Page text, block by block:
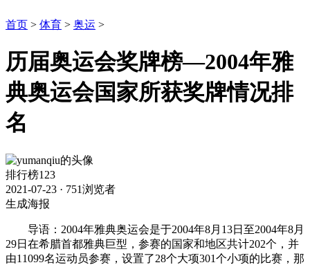
首页 > 体育 > 奥运 >
历届奥运会奖牌榜—2004年雅
典奥运会国家所获奖牌情况排
名
排行榜123
2021-07-23 · 751浏览者
生成海报
导语：2004年雅典奥运会是于2004年8月13日至2004年8月
29日在希腊首都雅典巨型，参赛的国家和地区共计202个，并
由11099名运动员参赛，设置了28个大项301个小项的比赛，那